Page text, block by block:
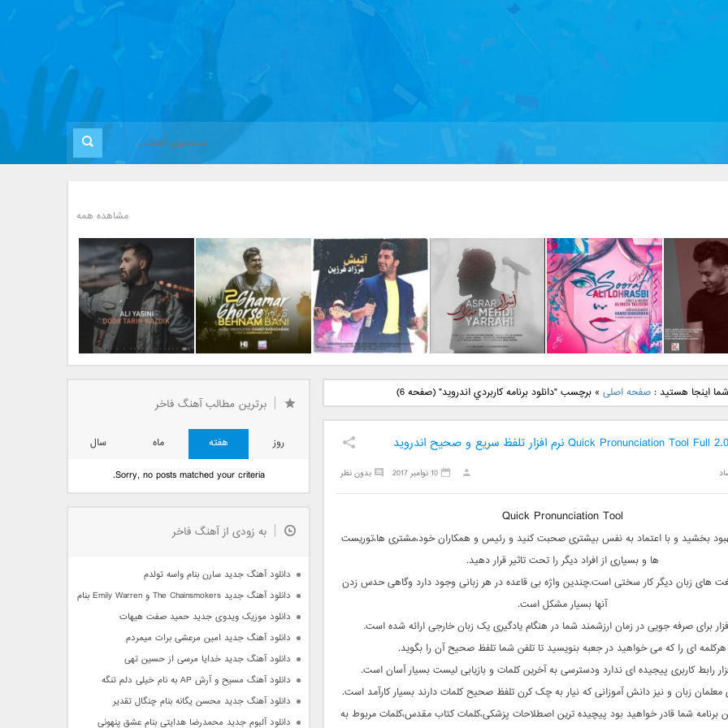
مشاهده همه
جدید رضا
بنام نگار
دانلود آهنگ جدید علی
لهراسبی بنام صورت
دانلود آهنگ جدید مهدی
یراحی بنام اسرار
دانلود آهنگ جدید فرزاد
فرزین بنام آتیش
بانی بنام قرص قمر 2
یاسینی بنام دورترین نزدیک
شما اینجا هستید :صفحه اصلی »برچسب "دانلود برنامه کاربردي اندرويد"(صفحه 6)
بدون نظر 10 نوامبر 2017
Quick Pronunciation Tool
بخشید و با اعتماد به نفس بیشتری صحبت کنید و رئیس و همکاران خود،مشتری ها،توریست
ها و بسیاری از افراد دیگر را تحت تاثیر قرار دهید.
های زبان دیگر کار سختی است.چندین واژه بی قاعده در هر زبانی وجود دارد وگاهی حدس زدن
آنها بسیار مشکل است.
برای صرفه جویی در زمان ارزشمند شما در هنگام یادگیری یک زبان خارجی ارائه شده است.
هرکلمه ای را که می خواهید در جعبه بنویسید تا تلفن شما تلفظ صحیح آن را بگوید.
رابط کاربری پیجیده ای ندارد ودسترسی به آخرین کلمات و بازیابی لیست بسیار آسان است.
معلمان زبان و نیز دانش آموزانی که نیار به چک کرن تلفظ صحیح کلمات دارند بسیار کارآمد است.
برنامه شما قادر خواهید بود پیچیده ترین اصطلاحات پزشکی،کلمات کتاب مقدس،کلمات مربوط به
برترین مطالب آهنگ فاخر
روز هفته ماه
سال
Sorry, no posts matched your criteria.
به زودی از آهنگ فاخر
دانلود آهنگ جدید سارن بنام واسه تولدم
دانلود آهنگ جدید The Chainsmokers و Emily Warren بنام Side Effects
دانلود موزیک ویدوی جدید حمید صفت هیهات
دانلود آهنگ جدید امین مرعشی برات میمردم
دانلود آهنگ جدید خدایا مرسی از حسین تهی
دانلود آهنگ مسیح و آرش AP به نام خیلی دلم تنگه
دانلود آهنگ جدید محسن یگانه بنام چنگال تقدیر
دانلود آلبوم جدید محمدرضا هدایتی بنام عشق پنهونی